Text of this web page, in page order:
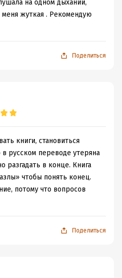
2024
на одном дыхании,
меня жуткая . Рекомендую
Поделиться
книги, становиться
русском переводе утеряна
разгадать в конце. Книга
чтобы понять конец.
потому что вопросов
Поделиться